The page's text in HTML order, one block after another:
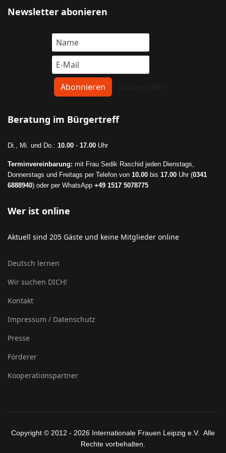
Newsletter abonieren
Beratung im Bürgertreff
Di., Mi. und Do.: 10.00 - 17.00 Uhr
Terminvereinbarung: mit Frau Sedik Raschid jeden Dienstags,
Donnerstags und Freitags per Telefon von 10.00 bis 17.00 Uhr (0341
6888940) oder per WhatsApp +49 1517 5078775
Wer ist online
Aktuell sind 205 Gäste und keine Mitglieder online
Deutsch lernen
Wir suchen DICH!
Kontakt
Impressum / Datenschutz
Presse
Förderer
Kooperationspartner
Copyright © 2012 - 2026 Internationale Frauen Leipzig e.V. Alle
Rechte vorbehalten.